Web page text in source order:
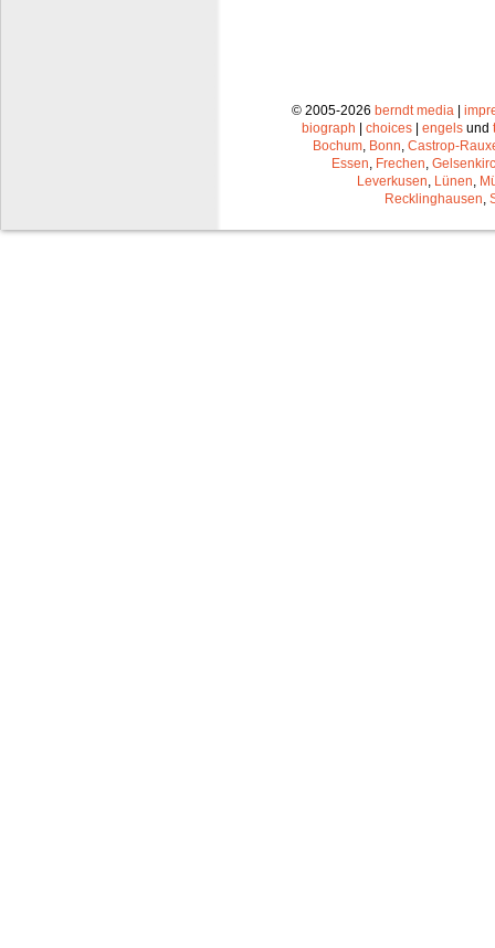
© 2005-2026 berndt media |
biograph | choices | engels und
Bochum Bonn Castrop-
Essen Frechen
Leverkusen Lünen
Recklinghausen